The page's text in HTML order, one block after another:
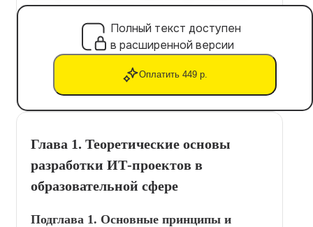
Полный текст доступен
в расширенной версии
Оплатить 449 р.
Глава 1. Теоретические основы
разработки ИТ-проектов в
образовательной сфере
Подглава 1. Основные принципы и